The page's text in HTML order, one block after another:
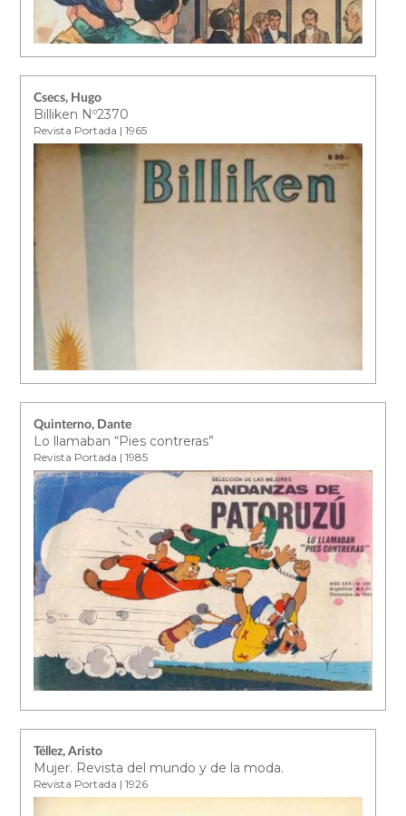
Csecs, Hugo
Billiken Nº2370
Revista Portada | 1965
Quinterno, Dante
Lo llamaban “Pies contreras”
Revista Portada | 1985
Téllez, Aristo
Mujer. Revista del mundo y de la moda.
Revista Portada | 1926